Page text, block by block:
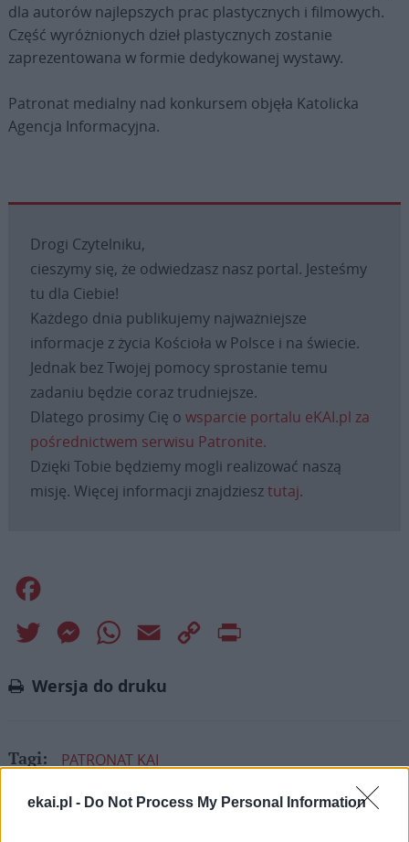
ekai.pl - Do Not Process My Personal Information
dla autorów najlepszych prac plastycznych i filmowych.
Część wyróżnionych dzieł plastycznych zostanie
zaprezentowana w formie dedykowanej wystawy.
Patronat medialny nad konkursem objęła Katolicka
Agencja Informacyjna.
Drogi Czytelniku,
cieszymy się, że odwiedzasz nasz portal. Jesteśmy
tu dla Ciebie!
Każdego dnia publikujemy najważniejsze
informacje z życia Kościoła w Polsce i na świecie.
Jednak bez Twojej pomocy sprostanie temu
zadaniu będzie coraz trudniejsze.
Dlatego prosimy Cię o wsparcie portalu eKAI.pl za
pośrednictwem serwisu Patronite.
Dzięki Tobie będziemy mogli realizować naszą
misję. Więcej informacji znajdziesztutaj.
Twitter MessengerWhatsApp
Email
Copy
Wersja do druku
Tagi: PATRONAT KAI